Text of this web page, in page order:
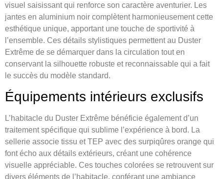
visuel saisissant qui renforce son caractère aventurier. Les
jantes en aluminium noir complètent harmonieusement cette
esthétique unique, apportant une touche de sportivité à
l’ensemble. Ces détails stylistiques permettent au Duster
Extrême de se démarquer dans la circulation tout en
conservant la silhouette robuste et reconnaissable qui a fait
le succès du modèle standard.
Équipements intérieurs exclusifs
L’habitacle du Duster Extrême bénéficie également d’un
traitement spécifique qui sublime l’expérience à bord. La
sellerie associe tissu et TEP avec des surpiqûres orange qui
font écho aux détails extérieurs, créant une cohérence
visuelle appréciable. Ces touches colorées se retrouvent sur
divers éléments de l’habitacle, conférant une ambiance